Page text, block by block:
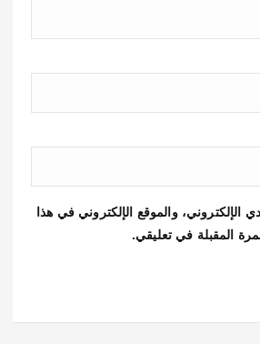
والموقع الإلكتروني في هذا
المقبلة في تعليقي.